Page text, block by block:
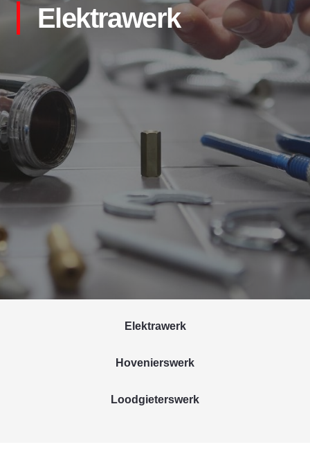
Elektrawerk
Elektrawerk
Hovenierswerk
Loodgieterswerk